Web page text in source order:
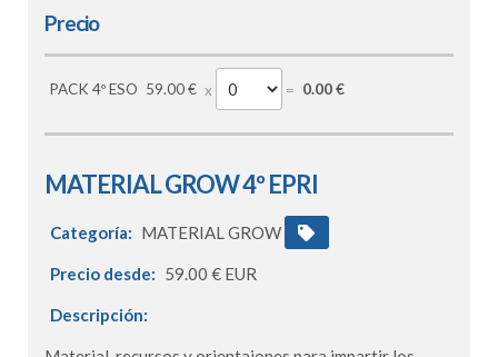
Precio
PACK 4º ESO 59.00 € 0.00 €
MATERIAL GROW 4º EPRI
Categoría: MATERIAL GROW
Precio desde: 59.00 € EUR
Descripción: